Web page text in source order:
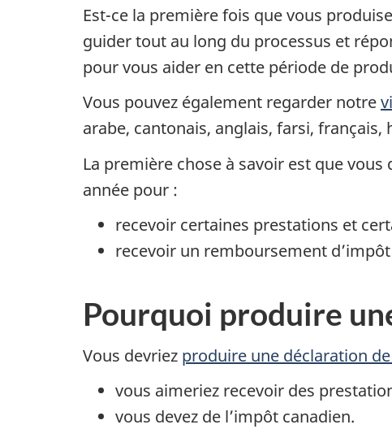
Est-ce la première fois que vous
guider tout au long du processus et
pour vous aider en cette période de
Vous pouvez également regarder notre
arabe, cantonais, anglais, farsi,
La première chose à savoir est que
année pour :
recevoir certaines prestations et
recevoir un remboursement
Pourquoi produire
Vous devriez produire une déclaration
vous aimeriez recevoir des
vous devez de l’impôt canadien.